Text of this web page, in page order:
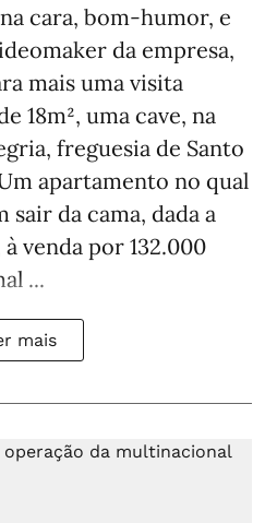
cara, bom-humor, e
da empresa,
mais uma visita
18m², uma cave, na
freguesia de Santo
apartamento no qual
sair da cama, dada a
venda por 132.000
...
mais